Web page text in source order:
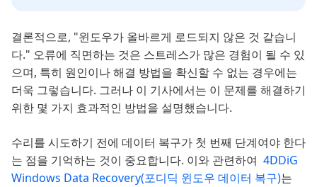
결론적으로, "윈도우가 올바르게 로드되지 않은 것 같습니
다." 오류에 직면하는 것은 스트레스가 많은 경험이 될 수 있
으며, 특히 원인이나 해결 방법을 확신할 수 없는 경우에는
더욱 그렇습니다. 그러나 이 기사에서는 이 문제를 해결하기
위한 몇 가지 효과적인 방법을 설명했습니다.
수리를 시도하기 전에 데이터 복구가 첫 번째 단계여야 한다
는 점을 기억하는 것이 중요합니다. 이와 관련하여 4DDiG
Windows Data Recovery(포디딕 윈도우 데이터 복구)는